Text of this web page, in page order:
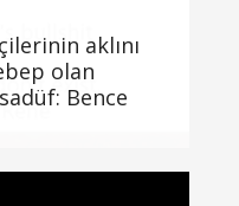
aklını
olan
Bence